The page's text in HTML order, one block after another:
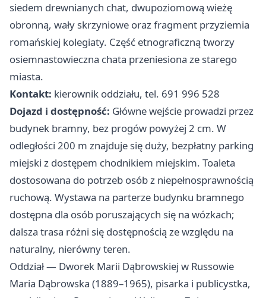
siedem drewnianych chat, dwupoziomową wieżę
obronną, wały skrzyniowe oraz fragment przyziemia
romańskiej kolegiaty. Część etnograficzną tworzy
osiemnastowieczna chata przeniesiona ze starego
miasta.
Kontakt: kierownik oddziału, tel. 691 996 528
Dojazd i dostępność: Główne wejście prowadzi przez
budynek bramny, bez progów powyżej 2 cm. W
odległości 200 m znajduje się duży, bezpłatny parking
miejski z dostępem chodnikiem miejskim. Toaleta
dostosowana do potrzeb osób z niepełnosprawnością
ruchową. Wystawa na parterze budynku bramnego
dostępna dla osób poruszających się na wózkach;
dalsza trasa różni się dostępnością ze względu na
naturalny, nierówny teren.
Oddział — Dworek Marii Dąbrowskiej w Russowie
Maria Dąbrowska (1889–1965), pisarka i publicystka,